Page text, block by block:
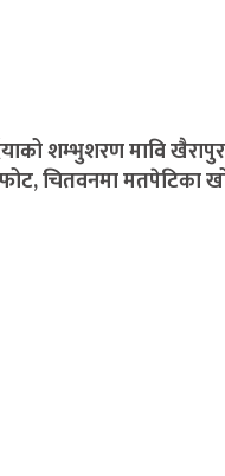
शम्भुशरण मावि
चितवनमा मतपेटिका